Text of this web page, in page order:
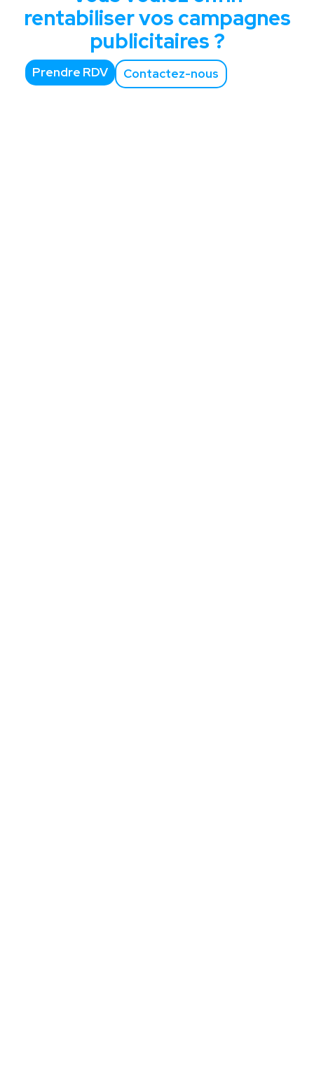
rentabiliser vos campagnes
publicitaires ?
Prendre RDV Contactez-nous